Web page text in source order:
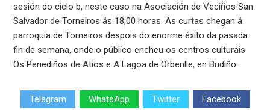
sesión do ciclo b, neste caso na Asociación de Veciños San
Salvador de Torneiros ás 18,00 horas. As curtas chegan á
parroquia de Torneiros despois do enorme éxito da pasada
fin de semana, onde o público encheu os centros culturais
Os Penediños de Atios e A Lagoa de Orbenlle, en Budiño.
Telegram WhatsApp Twitter Facebook